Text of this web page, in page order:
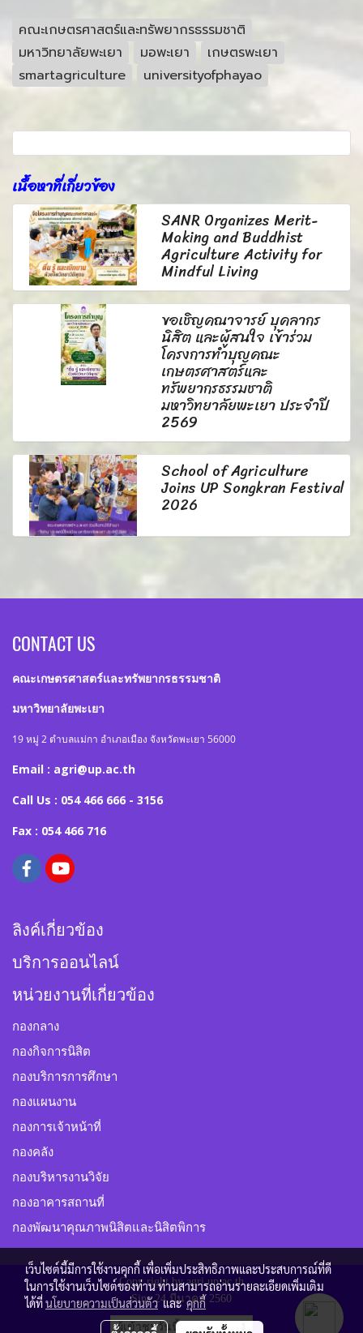
คณะเกษตรศาสตร์และทรัพยากรธรรมชาติ
มหาวิทยาลัยพะเยา
มอพะเยา
เกษตรพะเยา
smartagriculture
universityofphayao
เนื้อหาที่เกี่ยวข้อง
SANR Organizes Merit-
Making and Buddhist
Agriculture Activity for
Mindful Living
ขอเชิญคณาจารย์ บุคลากร
นิสิต และผู้สนใจ เข้าร่วม
โครงการทำบุญคณะ
เกษตรศาสตร์และ
ทรัพยากรธรรมชาติ
มหาวิทยาลัยพะเยา ประจำปี
2569
School of Agriculture
Joins UP Songkran Festival
2026
CONTACT US
คณะเกษตรศาสตร์และทรัพยากรธรรมชาติ
มหาวิทยาลัยพะเยา
19 หมู่ 2 ตำบลแม่กา อำเภอเมือง จังหวัดพะเยา 56000
Email : agri@up.ac.th
Call Us : 054 466 666 - 3156
Fax : 054 466 716
ลิงค์เกี่ยวข้อง
บริการออนไลน์
หน่วยงานที่เกี่ยวข้อง
กองกลาง
กองกิจการนิสิต
กองบริการการศึกษา
กองแผนงาน
กองการเจ้าหน้าที่
กองคลัง
กองบริหารงานวิจัย
กองอาคารสถานที่
กองพัฒนาคุณภาพนิสิตและนิสิตพิการ
Copy right by agri.up.ac.th
Sine 24 มีนาคม 2560
ผู้เข้าชมวันนี้ 1
เว็บไซต์นี้มีการใช้งานคุกกี้ เพื่อเพิ่มประสิทธิภาพและประสบการณ์ที่ดี
ในการใช้งานเว็บไซต์ของท่าน ท่านสามารถอ่านรายละเอียดเพิ่มเติม
ได้ที่นโยบายความเป็นส่วนตัวและคุกกี้